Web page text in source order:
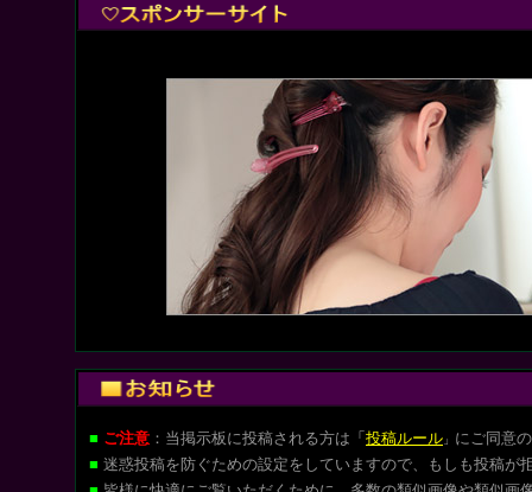
■ ご注意 ：当掲示板に投稿される方は 「 投稿ルール 」 にご同意
■ 迷惑投稿を防ぐための設定をしていますので、もしも投稿が